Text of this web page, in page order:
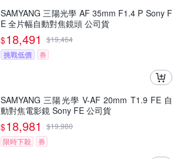
SAMYANG 三陽光學 AF 35mm F1.4 P Sony F
E 全片幅自動對焦鏡頭 公司貨
$18,491 $19,464
挑戰低價
券
SAMYANG 三陽光學 V-AF 20mm T1.9 FE 自
動對焦電影鏡 Sony FE 公司貨
$18,981 $19,980
限時下殺
券